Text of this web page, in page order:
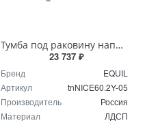
Тумба под раковину напольная EQUIL Найс 60 см tnNICE60.2Y-05 белая
23 737 ₽
Бренд
EQUIL
Артикул
tnNICE60.2Y-05
Производитель
Россия
Материал
ЛДСП